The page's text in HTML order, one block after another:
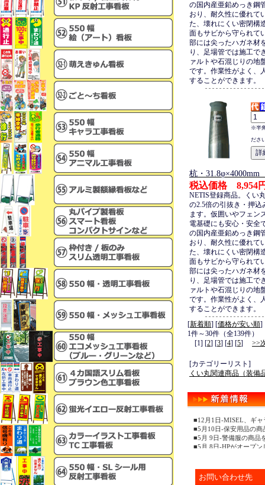
の国内産亜鉛めっき鋼
おり、耐久性に優れて
た、壊れにくい密閉構
面もサビから守られて
部には尖ったハガネ材
り、足場管では施工で
ァルトや石混じりの地
です。作業性がよく、
することができます。
※半
ださ
杭・31.8φ×4000mm
税込価格 8,954
NETIS登録商品。くい
の2.5倍の引抜き・押込
ます。仮囲いやフェン
電基礎にも安心・安全
の国内産亜鉛めっき鋼
おり、耐久性に優れて
た、壊れにくい密閉構
面もサビから守られて
部には尖ったハガネ材
り、足場管では施工で
ァルトや石混じりの地
です。作業性がよく、
することができます。
[新着順] [価格が安い順]
1件～30件（全139件）
[1] [2] [3] [4] [5] >>
[カテゴリーリスト]
くい丸関連商品（装備
■12月1日-MISEL、ギ
■5月10日-保安用品の商
■5月 9日-警備服の商品
■5月 8日-HPがオープン
お問い合わせ先